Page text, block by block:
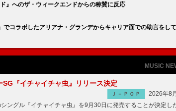
』へのザ・ウィークエンドからの称賛に反応
コラボしたアリアナ・グランデからキャリア面での助言をして
MUSIC
SG『イチャイチャ虫』リリース決定
Ｊ－ＰＯＰ
2026年8
ングル『イチャイチャ虫』を9月30日に発売することが決定し